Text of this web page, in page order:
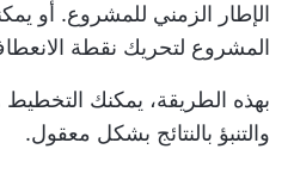
الإطار الزمني للمشروع. أو
المشروع لتحريك نقطة
بهذه الطريقة، يمكنك
والتنبؤ بالنتائج بشكل معقول.